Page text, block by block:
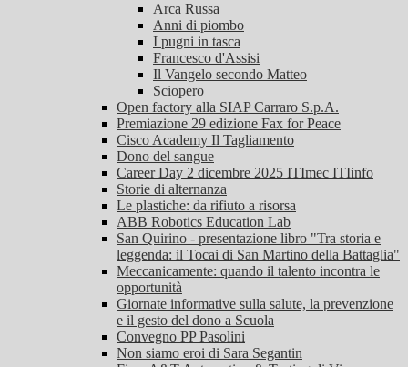
Arca Russa
Anni di piombo
I pugni in tasca
Francesco d'Assisi
Il Vangelo secondo Matteo
Sciopero
Open factory alla SIAP Carraro S.p.A.
Premiazione 29 edizione Fax for Peace
Cisco Academy Il Tagliamento
Dono del sangue
Career Day 2 dicembre 2025 ITImec ITIinfo
Storie di alternanza
Le plastiche: da rifiuto a risorsa
ABB Robotics Education Lab
San Quirino - presentazione libro "Tra storia e
leggenda: il Tocai di San Martino della Battaglia"
Meccanicamente: quando il talento incontra le
opportunità
Giornate informative sulla salute, la prevenzione
e il gesto del dono a Scuola
Convegno PP Pasolini
Non siamo eroi di Sara Segantin